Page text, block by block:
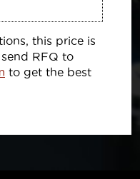
this price is
RFQ to
to get the best